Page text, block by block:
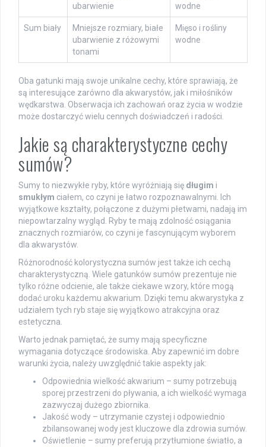
ubarwienie
wodne
Sum biały
Mniejsze rozmiary, białe
ubarwienie z różowymi
tonami
Mięso i rośliny
wodne
Oba gatunki mają swoje unikalne cechy, które sprawiają, że
są interesujące zarówno dla akwarystów, jak i miłośników
wędkarstwa. Obserwacja ich zachowań oraz życia w wodzie
może dostarczyć wielu cennych doświadczeń i radości.
Jakie są charakterystyczne cechy
sumów?
Sumy to niezwykłe ryby, które wyróżniają się długim i
smukłym ciałem, co czyni je łatwo rozpoznawalnymi. Ich
wyjątkowe kształty, połączone z dużymi płetwami, nadają im
niepowtarzalny wygląd. Ryby te mają zdolność osiągania
znacznych rozmiarów, co czyni je fascynującym wyborem
dla akwarystów.
Różnorodność kolorystyczna sumów jest także ich cechą
charakterystyczną. Wiele gatunków sumów prezentuje nie
tylko różne odcienie, ale także ciekawe wzory, które mogą
dodać uroku każdemu akwarium. Dzięki temu akwarystyka z
udziałem tych ryb staje się wyjątkowo atrakcyjna oraz
estetyczna.
Warto jednak pamiętać, że sumy mają specyficzne
wymagania dotyczące środowiska. Aby zapewnić im dobre
warunki życia, należy uwzględnić takie aspekty jak:
Odpowiednia wielkość akwarium – sumy potrzebują
sporej przestrzeni do pływania, a ich wielkość wymaga
zazwyczaj dużego zbiornika.
Jakość wody – utrzymanie czystej i odpowiednio
zbilansowanej wody jest kluczowe dla zdrowia sumów.
Oświetlenie – sumy preferują przytłumione światło, a